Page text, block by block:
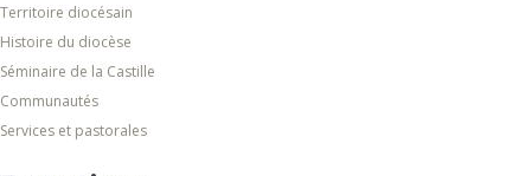
Territoire diocésain
Histoire du diocèse
Séminaire de la Castille
Communautés
Services et pastorales